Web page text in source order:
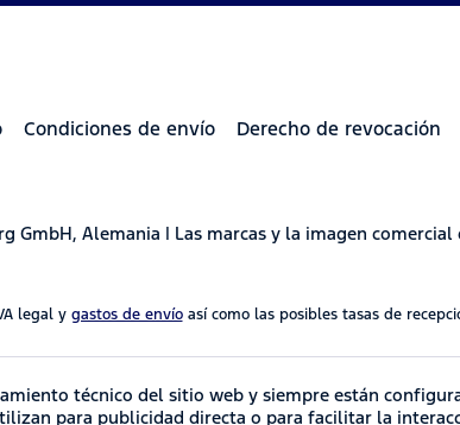
Condiciones de envío Derecho de revocación
GmbH, Alemania | Las marcas y la imagen
legal y gastos de envíoasí como las posibles tasas de
técnico del sitio web y siempre están
para publicidad directa o para facilitar la